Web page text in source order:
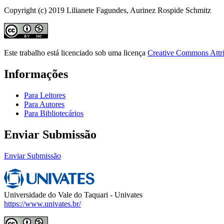
Copyright (c) 2019 Lilianete Fagundes, Aurinez Rospide Schmitz
Este trabalho está licenciado sob uma licença Creative Commons
Informações
Para Leitores
Para Autores
Para Bibliotecários
Enviar Submissão
Enviar Submissão
Universidade do Vale do Taquari - Univates
https://www.univates.br/